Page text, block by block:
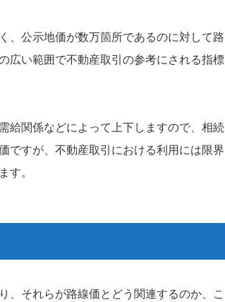
、公示地価が数万箇所であるのに対して路
広い範囲で不動産取引の参考にされる指標
給関係などによって上下しますので、相続
ですが、不動産取引における利用には限界
す。
、それらが路線価とどう関連するのか、こ